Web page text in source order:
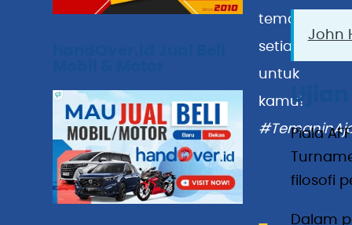
John
Ujian
Piala
filosofi
Dalam
teman
setia
untuk
kamu!